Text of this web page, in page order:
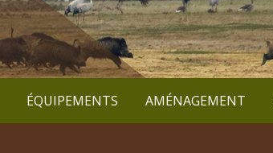
ÉQUIPEMENTS AMÉNAGEMENT